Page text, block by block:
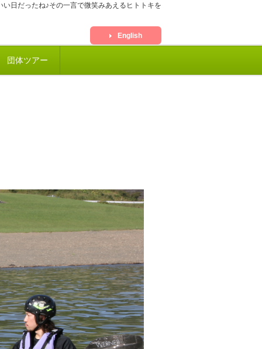
い日だったね♪その一言で微笑みあえるヒトトキを
English
団体ツアー